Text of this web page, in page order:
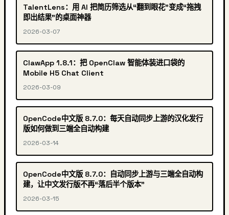
TalentLens：用 AI 把简历筛选从“翻到眼花”变成“拖拽
即出结果”的桌面神器
2026-03-07
ClawApp 1.8.1：把 OpenClaw 智能体装进口袋的
Mobile H5 Chat Client
2026-03-09
OpenCode中文版 8.7.0：每天自动同步上游的汉化发行
版如何做到三端全自动构建
2026-03-14
OpenCode中文版 8.7.0：自动同步上游与三端全自动构
建，让中文发行版不再“落后半个版本”
2026-03-15